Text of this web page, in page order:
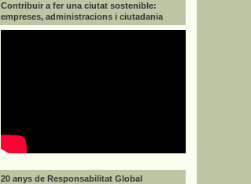
Contribuir a fer una ciutat sostenible:
empreses, administracions i ciutadania
20 anys de Responsabilitat Global